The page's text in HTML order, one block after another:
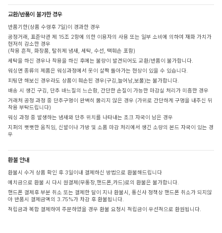
교환/반품이 불가한 경우
반품기한(상품 수령후 7일)이 경과한 경우
공정거래, 표준약관 제 15조 2항에 의한 이용자의 사용 또는 일부 소비에 의하여 재화 가치가
현저히 감소한 경우
(착용 흔적, 화장품, 탈취제 냄새, 세탁, 수선, 택훼손 포함)
세탁을 하신 경우나 착용을 하신 후에는 불량이 발견되어도 교환/반품이 불가합니다.
워싱면 종류의 제품은 워싱과정에서 옷이 살짝 돌아가는 현상이 있을 수 있습니다.
피팅만 해보신 경우라도 상품이 훼손된 경우(구김,늘어남,보풀)는 불가합니다.
배송 시 생긴 구김, 단추 바느질의 느슨함, 간단한 손질이 가능한 마감실 처리가 미흡한 경우
거래처 공정 과정 중 단추구멍이 완벽히 뚫리지 않은 경우 (가위로 간단하게 구멍을 내주신 뒤
착용 부탁드립니다)
워싱 과정 중 발생하는 냄새와 단추 위치를 나타내는 초크 자국이 남은 경우
지퍼의 뻣뻣한 움직임, 신발이나 가방 및 소품 마감 처리에서 생긴 소량의 본드 자국이 있는 경
우
환불 안내
환불시 수거 상품 확인 후 3일이내 결제하신 방법으로 환불해드립니다
예치금으로 환불 시 다시 원결제(무통장,핸드폰,카드)로의 환불은 불가합니다.
핸드폰 결제후 부분 취소 또는 결제한 달이 지나 환불시, 통신사 정책상 핸드폰 취소가 되지않
아 반품시 결제금액의 3.75%가 차감 후 환불됩니다.
적립금과 복합 결제하여 주문하였을 경우 환불 요청시 적립금이 우선적으로 환원됩니다.